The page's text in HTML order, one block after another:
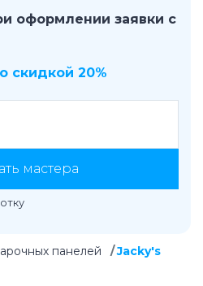
оформлении заявки с
скидкой 20%
мастера
панелей Jacky's